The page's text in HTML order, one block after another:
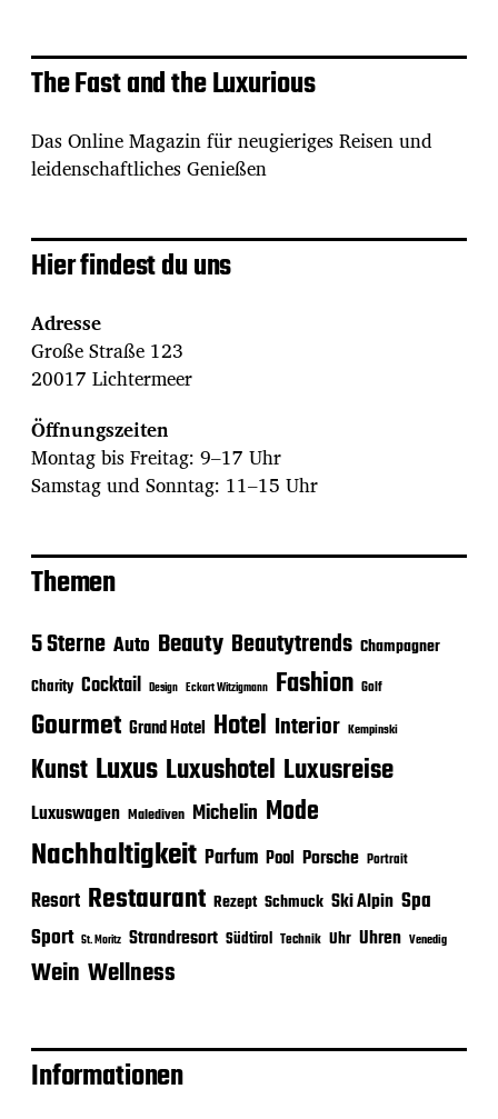
The Fast and the Luxurious
Das Online Magazin für neugieriges Reisen und
leidenschaftliches Genießen
Hier findest du uns
Adresse
Große Straße 123
20017 Lichtermeer
Öffnungszeiten
Montag bis Freitag: 9–17 Uhr
Samstag und Sonntag: 11–15 Uhr
Themen
5 Sterne Auto Beauty Beautytrends Champagner
Charity Cocktail Design Eckart Witzigmann Fashion Golf
Gourmet Grand Hotel Hotel Interior Kempinski
Kunst Luxus Luxushotel Luxusreise
Luxuswagen Malediven Michelin Mode
Nachhaltigkeit Parfum Pool Porsche Portrait
Resort Restaurant Rezept Schmuck Ski Alpin Spa
Sport St. Moritz Strandresort Südtirol Technik Uhr Uhren Venedig
Wein Wellness
Informationen